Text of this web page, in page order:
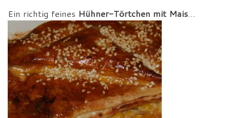
Ein richtig feines Hühner-Törtchen mit Mais…